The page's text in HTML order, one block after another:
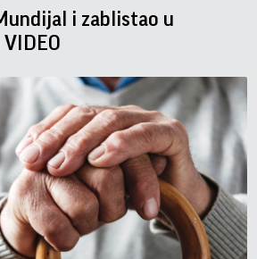
i zablistao u